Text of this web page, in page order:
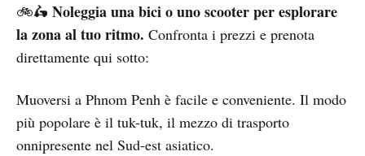
🚲🛵 Noleggia una bici o uno scooter per esplorare
la zona al tuo ritmo. Confronta i prezzi e prenota
direttamente qui sotto:
Muoversi a Phnom Penh è facile e conveniente. Il modo
più popolare è il tuk-tuk, il mezzo di trasporto
onnipresente nel Sud-est asiatico.